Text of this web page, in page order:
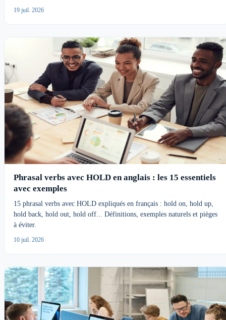
19 juil. 2026
Phrasal verbs avec HOLD en anglais : les 15 essentiels
avec exemples
15 phrasal verbs avec HOLD expliqués en français : hold on, hold up,
hold back, hold out, hold off... Définitions, exemples naturels et pièges
à éviter.
10 juil. 2026